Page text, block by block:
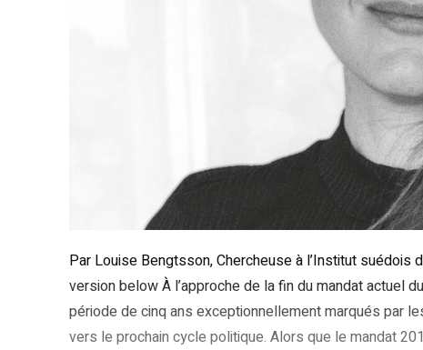
Par Louise Bengtsson, Chercheuse à l’Institut
version below À l’approche de la fin du mandat actuel
période de cinq ans exceptionnellement marqués par
vers le prochain cycle politique. Alors que le mandat